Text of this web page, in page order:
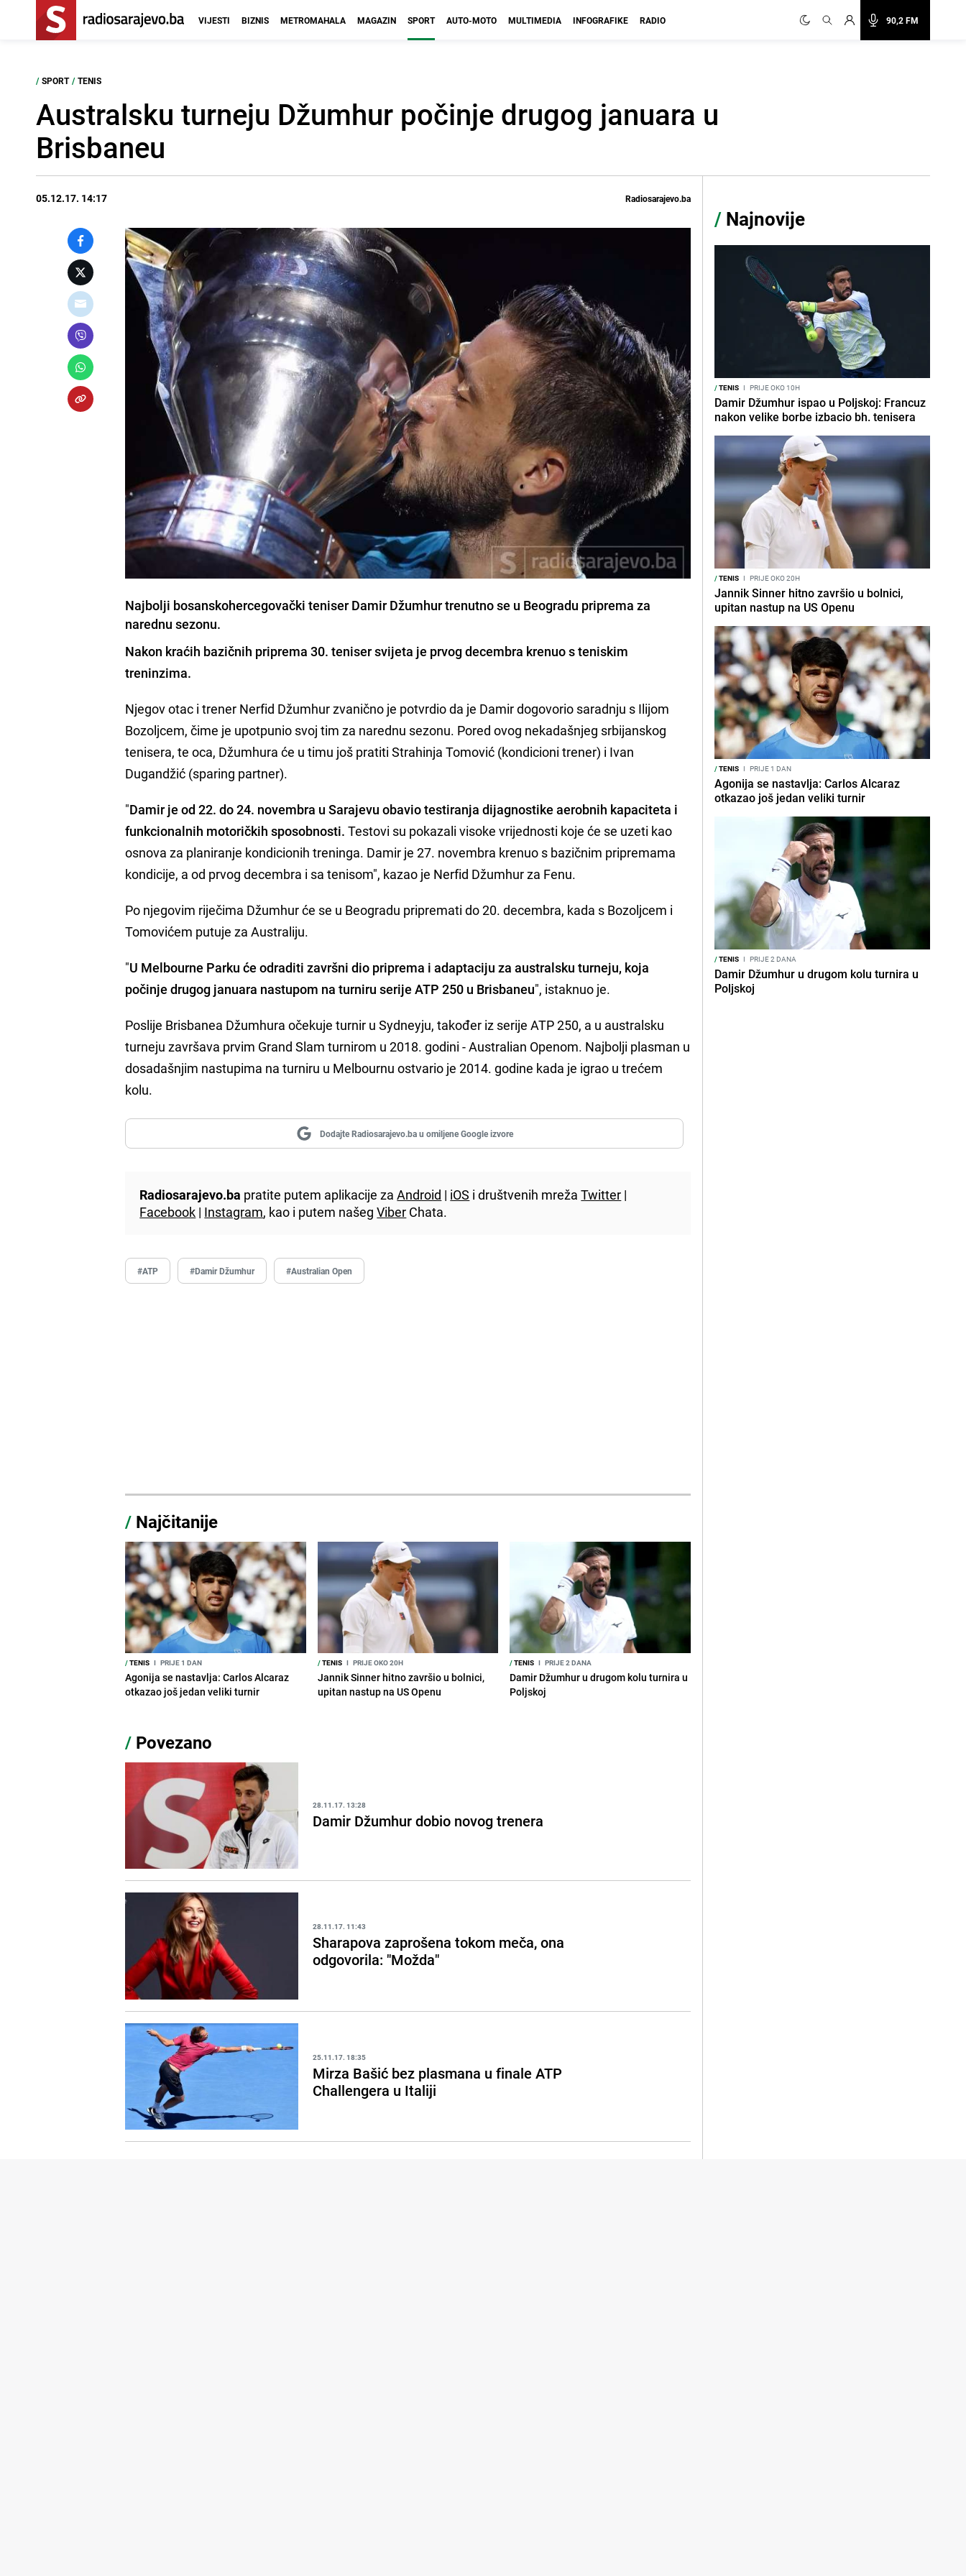
90,2 FM
VIJESTI BIZNIS METROMAHALA MAGAZIN SPORT AUTO-MOTO MULTIMEDIA INFOGRAFIKE RADIO
/ SPORT / TENIS
Australsku turneju Džumhur počinje drugog januara u
Brisbaneu
05.12.17. 14:17 Radiosarajevo.ba
Najbolji bosanskohercegovački teniser Damir Džumhur trenutno se u Beogradu priprema za
narednu sezonu.
Nakon kraćih bazičnih priprema 30. teniser svijeta je prvog decembra krenuo s teniskim
treninzima.
Njegov otac i trener Nerfid Džumhur zvanično je potvrdio da je Damir dogovorio saradnju s Ilijom
Bozoljcem, čime je upotpunio svoj tim za narednu sezonu. Pored ovog nekadašnjeg srbijanskog
tenisera, te oca, Džumhura će u timu još pratiti Strahinja Tomović (kondicioni trener) i Ivan
Dugandžić (sparing partner).
"Damir je od 22. do 24. novembra u Sarajevu obavio testiranja dijagnostike aerobnih kapaciteta i
funkcionalnih motoričkih sposobnosti. Testovi su pokazali visoke vrijednosti koje će se uzeti kao
osnova za planiranje kondicionih treninga. Damir je 27. novembra krenuo s bazičnim pripremama
kondicije, a od prvog decembra i sa tenisom", kazao je Nerfid Džumhur za Fenu.
Po njegovim riječima Džumhur će se u Beogradu pripremati do 20. decembra, kada s Bozoljcem i
Tomovićem putuje za Australiju.
"U Melbourne Parku će odraditi završni dio priprema i adaptaciju za australsku turneju, koja
počinje drugog januara nastupom na turniru serije ATP 250 u Brisbaneu", istaknuo je.
Poslije Brisbanea Džumhura očekuje turnir u Sydneyju, također iz serije ATP 250, a u australsku
turneju završava prvim Grand Slam turnirom u 2018. godini - Australian Openom. Najbolji plasman u
dosadašnjim nastupima na turniru u Melbournu ostvario je 2014. godine kada je igrao u trećem
kolu.
Dodajte Radiosarajevo.ba u omiljene Google izvore
Radiosarajevo.ba pratite putem aplikacije zaAndroid | iOS i društvenih mrežaTwitter |
Facebook | Instagram, kao i putem našegViber Chata.
#ATP #Damir Džumhur #Australian Open
/ Najčitanije
/TENIS I PRIJE 1 DAN
Agonija se nastavlja: Carlos Alcaraz
otkazao još jedan veliki turnir
/TENIS I PRIJE OKO 20H
Jannik Sinner hitno završio u bolnici,
upitan nastup na US Openu
/TENIS I PRIJE 2 DANA
Damir Džumhur u drugom kolu turnira u
Poljskoj
/ Povezano
28.11.17. 13:28
Damir Džumhur dobio novog trenera
28.11.17. 11:43
Sharapova zaprošena tokom meča, ona
odgovorila: "Možda"
25.11.17. 18:35
Mirza Bašić bez plasmana u finale ATP
Challengera u Italiji
/ Najnovije
/TENIS I PRIJE OKO 10H
Damir Džumhur ispao u Poljskoj: Francuz
nakon velike borbe izbacio bh. tenisera
/TENIS I PRIJE OKO 20H
Jannik Sinner hitno završio u bolnici,
upitan nastup na US Openu
/TENIS I PRIJE 1 DAN
Agonija se nastavlja: Carlos Alcaraz
otkazao još jedan veliki turnir
/TENIS I PRIJE 2 DANA
Damir Džumhur u drugom kolu turnira u
Poljskoj